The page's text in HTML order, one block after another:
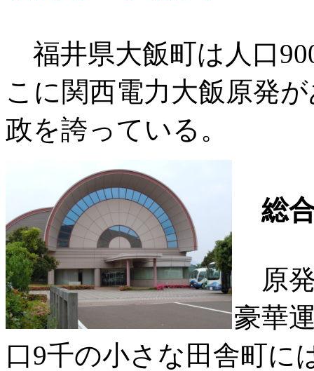
福井県大飯町は人口
こに関西電力大飯原発
政を誇っている。
総
原発
豪華
口9千の小さな田舎町に